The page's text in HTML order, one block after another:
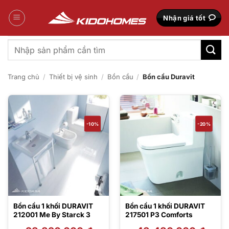
qua
Nhận giá tốt
Tìm
kiếm:
Trang chủ / Thiết bị vệ sinh / Bồn cầu / Bồn cầu Duravit
-10%
Bồn cầu 1 khối DURAVIT
212001 Me By Starck 3
-20%
Bồn cầu 1 khối DURAVIT
217501 P3 Comforts